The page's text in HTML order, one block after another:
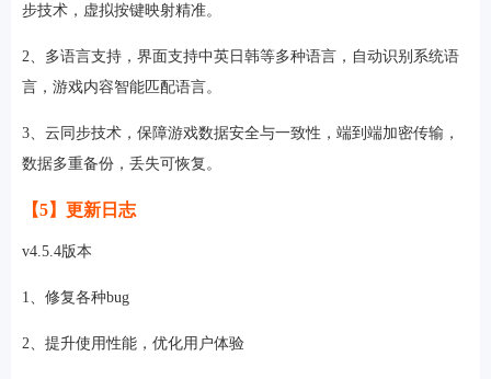
步技术，虚拟按键映射精准。
2、多语言支持，界面支持中英日韩等多种语言，自动识别系统语
言，游戏内容智能匹配语言。
3、云同步技术，保障游戏数据安全与一致性，端到端加密传输，
数据多重备份，丢失可恢复。
【5】更新日志
v4.5.4版本
1、修复各种bug
2、提升使用性能，优化用户体验